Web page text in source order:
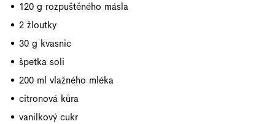
120 g rozpuštěného másla
2 žloutky
30 g kvasnic
špetka soli
200 ml vlažného mléka
citronová kůra
vanilkový cukr